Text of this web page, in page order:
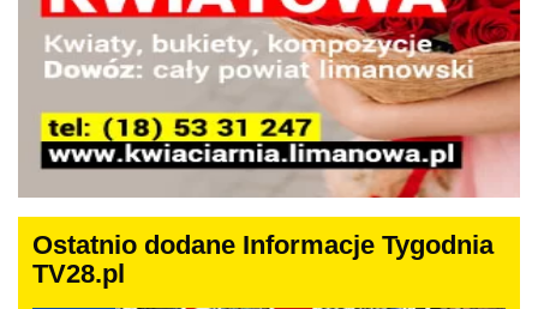
Ostatnio dodane Informacje Tygodnia
TV28.pl